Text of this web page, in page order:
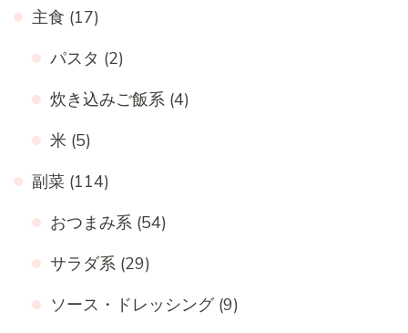
主食 (17)
パスタ (2)
炊き込みご飯系 (4)
米 (5)
副菜 (114)
おつまみ系 (54)
サラダ系 (29)
ソース・ドレッシング(9)